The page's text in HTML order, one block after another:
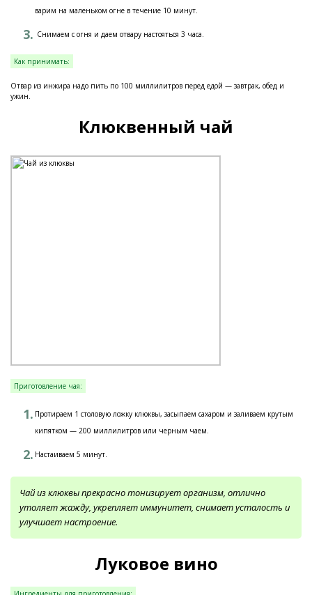
варим на маленьком огне в течение 10 минут.
Снимаем с огня и даем отвару настояться 3 часа.
Как принимать:
Отвар из инжира надо пить по 100 миллилитров перед едой — завтрак, обед и
ужин.
Клюквенный чай
Приготовление чая:
Протираем 1 столовую ложку клюквы, засыпаем сахаром и заливаем крутым
кипятком — 200 миллилитров или черным чаем.
Настаиваем 5 минут.
Чай из клюквы прекрасно тонизирует организм, отлично
утоляет жажду, укрепляет иммунитет, снимает усталость и
улучшает настроение.
Луковое вино